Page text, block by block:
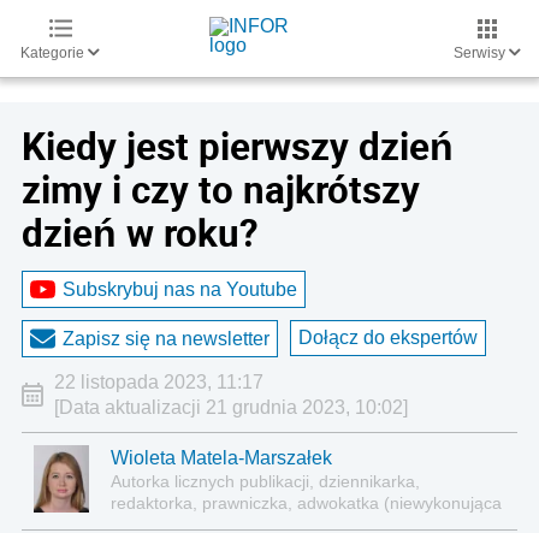
Kategorie Serwisy
Kiedy jest pierwszy dzień
zimy i czy to najkrótszy
dzień w roku?
Subskrybuj nas na Youtube
Zapisz się na newsletter Dołącz do ekspertów
22 listopada 2023, 11:17
[Data aktualizacji 21 grudnia 2023, 10:02]
Wioleta Matela-Marszałek
Autorka licznych publikacji, dziennikarka,
redaktorka, prawniczka, adwokatka (niewykonująca